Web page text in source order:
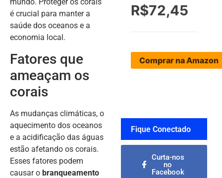
mundo. Proteger os corais
é crucial para manter a
saúde dos oceanos e a
economia local.
Fatores que
ameaçam os
corais
As mudanças climáticas, o
aquecimento dos oceanos
e a acidificação das águas
estão afetando os corais.
Esses fatores podem
causar o branqueamento
R$72,45
Comprar na Amazon
Fique Conectado
Curta-nos
no
Facebook